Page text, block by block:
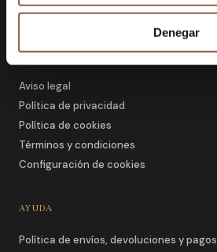
Denegar
INFORMACIÓN LEGAL
Aviso legal
Política de privacidad
Política de cookies
Términos y condiciones
Configuración de cookies
AYUDA
Política de envíos, devoluciones y pagos